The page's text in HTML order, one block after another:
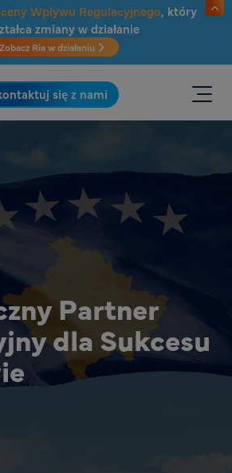
Wpływu Regulacyjnego, który
zmiany w działanie
Zobacz Ria w działaniu
się z nami
Partner
dla Sukcesu